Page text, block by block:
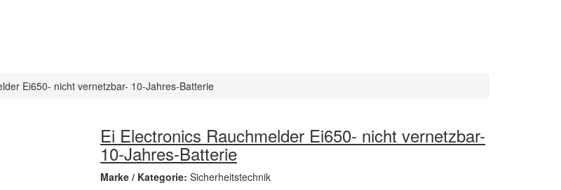
Ei650- nicht vernetzbar- 10-Jahres-Batterie
Ei Electronics Rauchmelder Ei650- nicht vernetzbar-
10-Jahres-Batterie
Marke / Kategorie: Sicherheitstechnik